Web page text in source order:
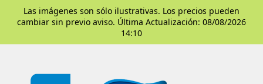
Las imágenes son sólo ilustrativas. Los precios pueden
cambiar sin previo aviso. Última Actualización: 08/08/2026
14:10